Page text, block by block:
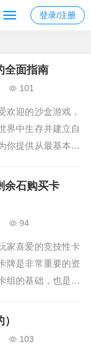
登录/注册
全面指南
101
欢迎的沙盒游戏，
界中生存并建立自
你提供从最基本的
存世界中，最重要
近的植物和果实，
余石购买卡
94
家喜爱的竞技性卡
牌是非常重要的资
组的基础，也是炫
等方式获得石头，
103